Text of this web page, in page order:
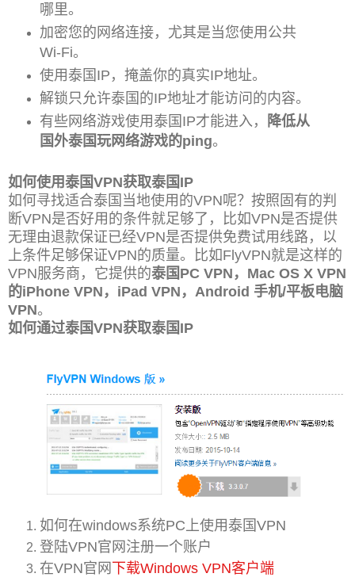
哪里。
加密您的网络连接，尤其是当您使用公共
Wi-Fi。
使用泰国IP ，掩盖你的真实IP地址。
解锁只允许泰国的IP地址才能访问的内容。
有些网络游戏使用泰国IP才能进入，
降低从
国外泰国玩网络游戏的ping。
如何使用泰国VPN获取泰国IP
如何寻找适合泰国当地使用的VPN呢？按照固有的判
断VPN是否好用的条件就足够了，比如VPN是否提供
无理由退款保证已经VPN是否提供免费试用线路，以
上条件足够保证VPN的质量。比如FlyVPN就是这样的
VPN服务商，它提供的泰国PC VPN，Mac OS X VPN
的iPhone VPN，iPad VPN，Android 手机/平板电脑
VPN。
如何通过泰国VPN获取泰国IP
如何在windows系统PC上使用泰国VPN
登陆VPN官网注册一个账户
在VPN官网 下载Windows VPN客户端